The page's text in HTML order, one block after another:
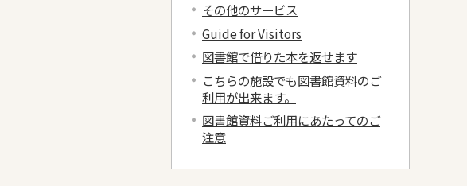
その他のサービス
Guide for Visitors
図書館で借りた本を返せます
こちらの施設でも図書館資料のご
利用が出来ます。
図書館資料ご利用にあたってのご
注意